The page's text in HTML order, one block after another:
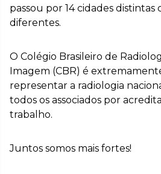
passou por 14 cidades distintas
diferentes.
O Colégio Brasileiro de
Imagem (CBR) é
representar a radiologia
todos os associados por
trabalho.
Juntos somos mais fortes!